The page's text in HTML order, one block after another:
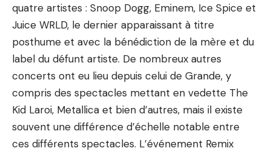
quatre artistes : Snoop Dogg, Eminem, Ice Spice et
Juice WRLD, le dernier apparaissant à titre
posthume et avec la bénédiction de la mère et du
label du défunt artiste. De nombreux autres
concerts ont eu lieu depuis celui de Grande, y
compris des spectacles mettant en vedette The
Kid Laroi, Metallica et bien d’autres, mais il existe
souvent une différence d’échelle notable entre
ces différents spectacles. L’événement Remix